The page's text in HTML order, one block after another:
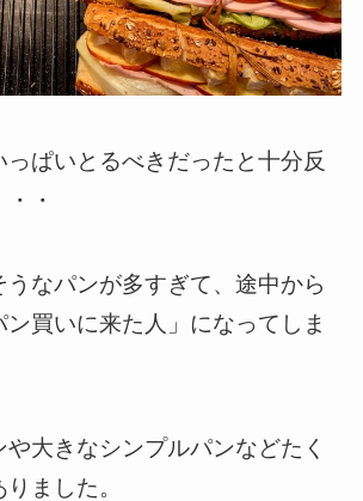
っぱいとるべきだったと十分反
・
うなパンが多すぎて、途中から
ン買いに来た人」になってしま
大きなシンプルパンなどたく
ました。